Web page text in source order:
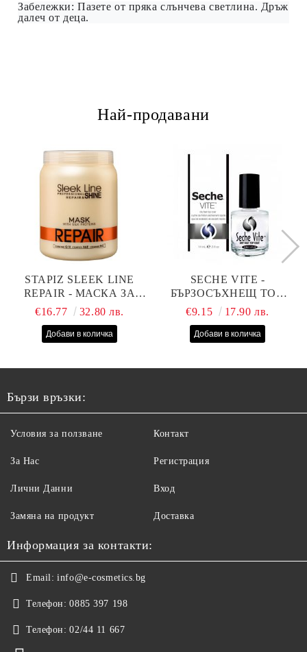
Забележки: Пазете от пряка слънчева светлина. Дръж
далеч от деца.
Най-продавани
STAPIZ SLEEK LINE
REPAIR - МАСКА ЗА
СУХИ, ИЗТОЩЕНИ И
КОПРИНЕНИ
€16.77 32.80 лв.
SECHE VITE -
БЪРЗОСЪХНЕЩ ТОП
ЛАК - 14 МЛ
€9.15 17.90 лв.
Бързи връзки:
Условия за ползване
За Нас
Лични Данни
Замяна на продукт
Контакт
Регистрация
Вход
Доставка
Информация за контакти:
Email: info@e-cosmetics.bg
Телефон: 0885 397 198
Телефон: 02/44 11 667